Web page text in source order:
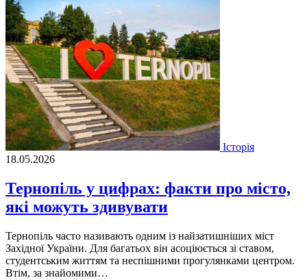
Історія
18.05.2026
Тернопіль у цифрах: факти про місто,
які можуть здивувати
Тернопіль часто називають одним із найзатишніших міст
Західної України. Для багатьох він асоціюється зі ставом,
студентським життям та неспішними прогулянками центром.
Втім, за знайомими…